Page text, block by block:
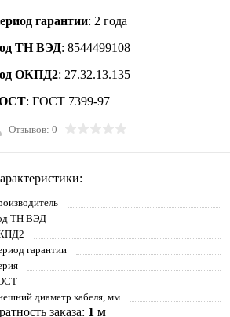
гарантии: 2 года
ТН ВЭД: 8544499108
ОКПД2: 27.32.13.135
: ГОСТ 7399-97
Отзывов: 0
ТН ВЭД
гарантии
диаметр кабеля, мм
заказа: 1 м